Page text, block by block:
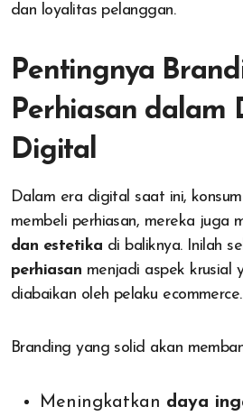
dan loyalitas pelanggan.
Pentingnya
Perhiasan dalam
Digital
Dalam era digital saat ini,
membeli perhiasan, mereka juga
dan estetika di baliknya. Inilah
perhiasan menjadi aspek krusial
diabaikan oleh pelaku ecommerce.
Branding yang solid akan
Meningkatkan daya